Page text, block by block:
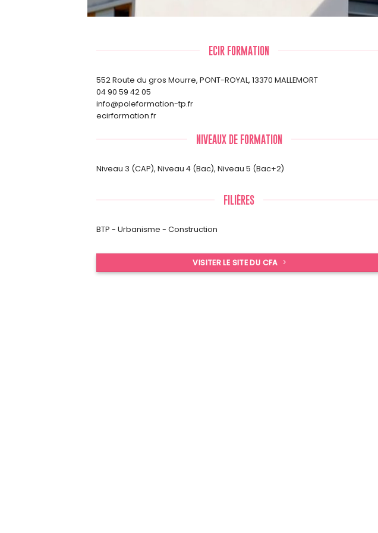
ECIR FORMATION
552 Route du gros Mourre, PONT-ROYAL, 13370 MALLEMORT
04 90 59 42 05
info@poleformation-tp.fr
ecirformation.fr
NIVEAUX DE FORMATION
Niveau 3 (CAP), Niveau 4 (Bac), Niveau 5 (Bac+2)
FILIÈRES
BTP - Urbanisme - Construction
VISITER LE SITE DU CFA